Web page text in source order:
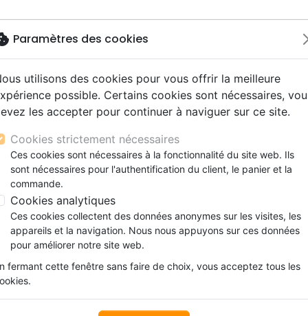
Nouveautés Bibles
gros caractères
d'étude
de mariage
Nouveaux Testaments
Evangiles et extraits
Bibles langues étrangères
Livres
Audio
Couple, famille, individu
Enfants
Formation
Jeunesse
adultes
CD Jeunesse
CD Isräel
Noël, Musique de fête
CD Enfants
spectacles
conférences
Films, fiction
Histoires vraies,
Commerce équitable
Accessoires de Bible
Page 2 / 6
Noël, Musique de fête Fêtes
: Par page :
1
Paramètres des cookies
utilisons des cookies pour vous offrir la meilleure
possible. Certains cookies sont nécessaires,
les accepter pour continuer à naviguer sur ce site.
Cookies strictement nécessaires
Ces cookies sont nécessaires à la fonctionnalité du site web. Ils
sont nécessaires pour l'authentification du client, le panier et la
commande.
Cookies analytiques
Ces cookies collectent des données anonymes sur les visites, les
appareils et la navigation. Nous nous appuyons sur ces données
pour améliorer notre site web.
fermant cette fenêtre sans faire de choix, vous acceptez tous les